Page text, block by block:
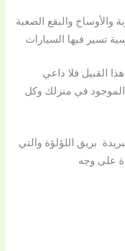
والأوساخ والبقع الصعبة
تسير فيها السيارات
القبيل فلا داعي
في منزلك وكل
بريق اللؤلؤة والتي
على وجه